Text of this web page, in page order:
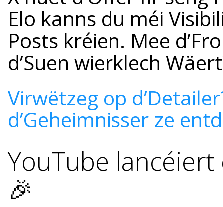
Elo kanns du méi
Posts kréien. Mee
d’Suen wierklech
Virwëtzeg op
d’Geheimnisser ze
YouTube
🎉